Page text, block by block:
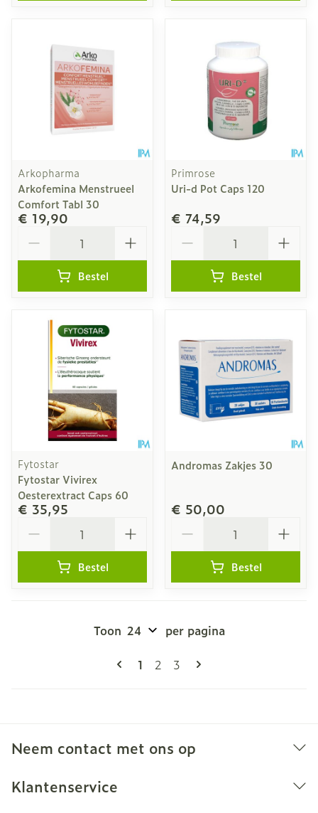
Arkopharma
Arkofemina Menstrueel
Comfort Tabl 30
€ 19,90
Bestel
Primrose
Uri-d Pot Caps 120
€ 74,59
Bestel
Fytostar
Fytostar Vivirex
Oesterextract Caps 60
€ 35,95
Bestel
Andromas Zakjes 30
€ 50,00
Bestel
Pagina's
U lees momenteel pagina
1 Pagina
2 Pagina
3
Toon per pagina
Neem contact met ons op
Klantenservice